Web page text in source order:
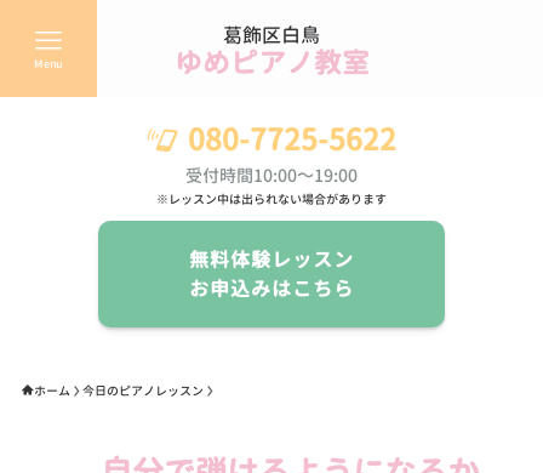
葛飾区白鳥
ゆめピアノ教室
Menu
080-7725-5622
受付時間10:00～19:00
※レッスン中は出られない場合があります
無料体験レッスン
お申込みはこちら
ホーム 今日のピアノレッスン